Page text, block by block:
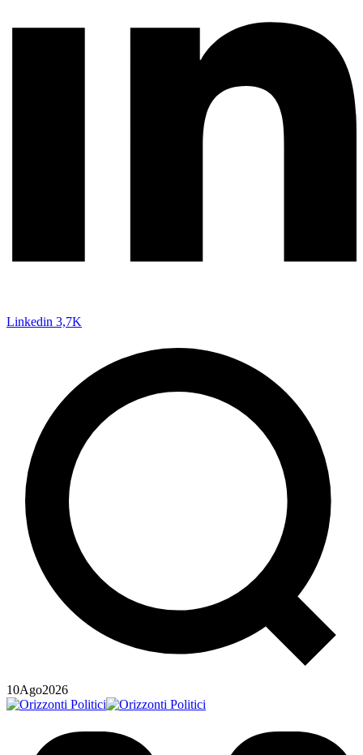
Linkedin 3,7K
10Ago2026